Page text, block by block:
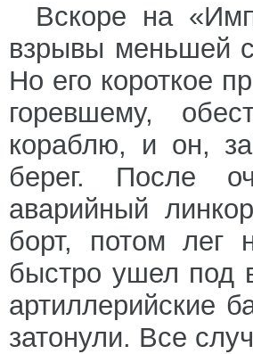
Вскоре на
взрывы меньшей
Но его короткое
горевшему,
кораблю, и он,
берег. После
аварийный
борт, потом лег
быстро ушел под
артиллерийские
затонули. Все